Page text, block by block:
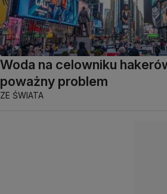
Woda na celowniku
poważny problem
ZE ŚWIATA